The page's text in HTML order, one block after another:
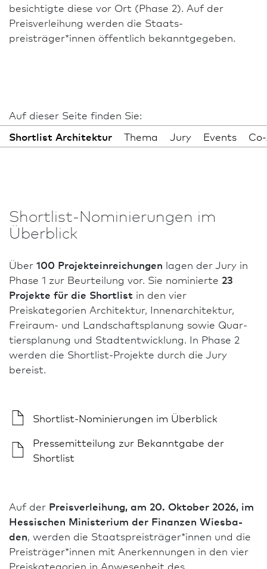
besichtigte diese vor Ort (Phase 2). Auf der
Preisverleihung werden die Staats­
preisträger*innen öffentlich bekanntgegeben.
Auf dieser Seite finden Sie:
Shortlist Archi­tektur
Thema Jury Events
Shortlist-Nominierungen im
Überblick
Über 100 Projekteinreichungen lagen der Jury in
Phase 1 zur Beurteilung vor. Sie nominierte 23
Projekte für die Shortlist in den vier
Preiskategorien Archi­tektur, Innen­architektur,
Freiraum- und Landschaftsplanung sowie Quar­
tiersplanung und Stadtentwicklung. In Phase 2
werden die Shortlist-Projekte durch die Jury
bereist.
Shortlist-Nominierungen im Überblick
Presse­mitteilung zur Bekanntgabe der
Shortlist
Auf der Preisverleihung, am 20. Oktober 2026, im
Hessischen Ministerium der Finanzen Wies­ba­
den, werden die Staats­preisträger*innen und die
Preisträger*innen mit Anerkennungen in den vier
Preiskategorien in Anwesenheit des